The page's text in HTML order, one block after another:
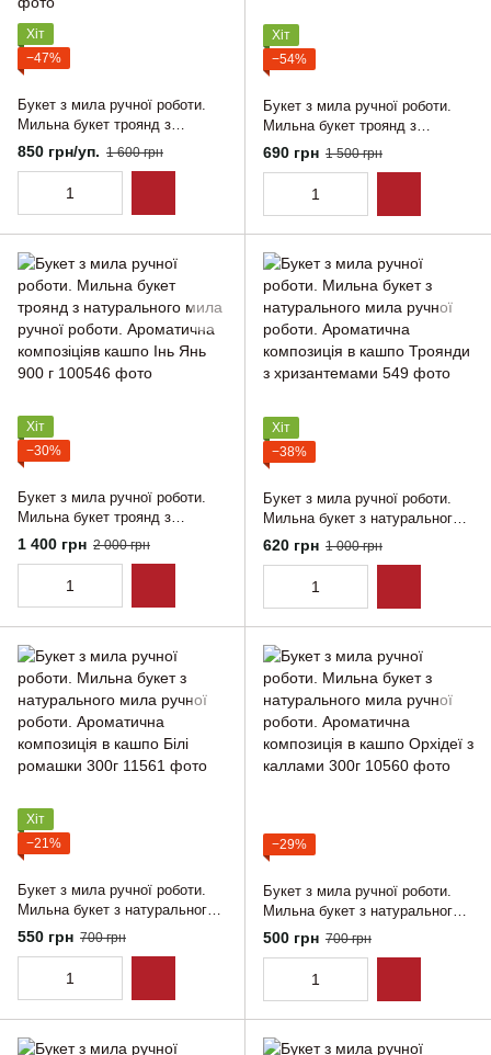
Хіт
−47%
Букет з мила ручної роботи.
Мильна букет троянд з
натурального мила ручної
роботи. Ароматична
850 грн/уп. 1 600 грн
Хіт
−54%
Букет з мила ручної роботи.
Мильна букет троянд з
натурального мила ручної
роботи. Ароматична композиція
690 грн 1 500 грн
Хіт
−30%
Букет з мила ручної роботи.
Мильна букет троянд з
натурального мила ручної
роботи. Ароматична
1 400 грн 2 000 грн
Хіт
−38%
Букет з мила ручної роботи.
Мильна букет з натурального
мила ручної роботи.
Ароматична композиція в
620 грн 1 000 грн
Хіт
−21%
Букет з мила ручної роботи.
Мильна букет з натурального
мила ручної роботи.
Ароматична композиція в
550 грн 700 грн
−29%
Букет з мила ручної роботи.
Мильна букет з натурального
мила ручної роботи.
Ароматична композиція в
500 грн 700 грн